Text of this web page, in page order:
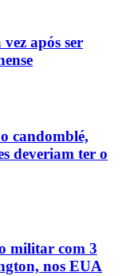
após ser
candomblé,
deveriam ter o
militar com 3
nos EUA